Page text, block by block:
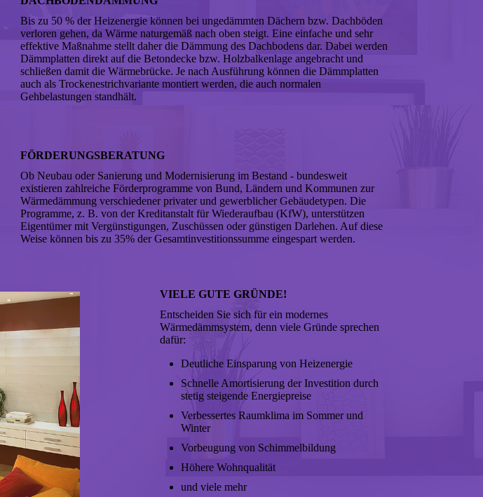
Bis zu 50 % der Heizenergie können bei ungedämmten Dächern bzw. Dachböden
verloren gehen, da Wärme naturgemäß nach oben steigt. Eine einfache und sehr
effektive Maßnahme stellt daher die Dämmung des Dachbodens dar. Dabei werden
Dämmplatten direkt auf die Betondecke bzw. Holzbalkenlage angebracht und
schließen damit die Wärmebrücke. Je nach Ausführung können die Dämmplatten
auch als Trockenestrichvariante montiert werden, die auch normalen
Gehbelastungen standhält.
FÖRDERUNGSBERATUNG
Ob Neubau oder Sanierung und Modernisierung im Bestand - bundesweit
existieren zahlreiche Förderprogramme von Bund, Ländern und Kommunen zur
Wärmedämmung verschiedener privater und gewerblicher Gebäudetypen. Die
Programme, z. B. von der Kreditanstalt für Wiederaufbau (KfW), unterstützen
Eigentümer mit Vergünstigungen, Zuschüssen oder günstigen Darlehen. Auf diese
Weise können bis zu 35% der Gesamtinvestitionssumme eingespart werden.
VIELE GUTE GRÜNDE!
Entscheiden Sie sich für ein modernes
Wärmedämmsystem, denn viele Gründe sprechen
dafür:
Deutliche Einsparung von Heizenergie
Schnelle Amortisierung der Investition durch
stetig steigende Energiepreise
Verbessertes Raumklima im Sommer und
Winter
Vorbeugung von Schimmelbildung
Höhere Wohnqualität
und viele mehr